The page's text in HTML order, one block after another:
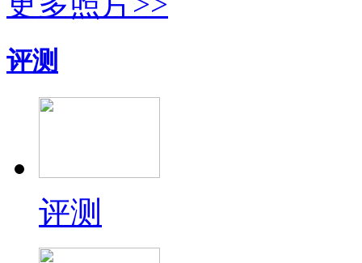
评测
评测